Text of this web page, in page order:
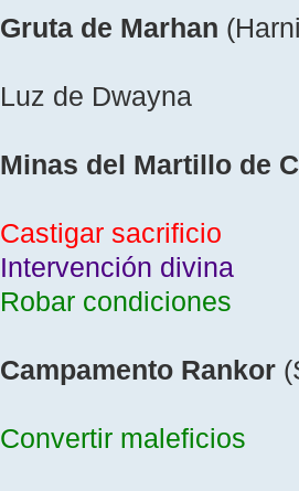
Gruta de Marhan
Luz de Dwayna
Minas del Martillo de
Castigar sacrificio
Intervención divina
Robar condiciones
Campamento Rankor
Convertir maleficios